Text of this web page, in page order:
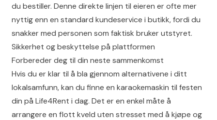
du bestiller. Denne direkte linjen til eieren er ofte mer
nyttig enn en standard kundeservice i butikk, fordi du
snakker med personen som faktisk bruker utstyret.
Sikkerhet og beskyttelse på plattformen
Forbereder deg til din neste sammenkomst
Hvis du er klar til å bla gjennom alternativene i ditt
lokalsamfunn, kan du finne en karaokemaskin til festen
din på Life4Rent i dag. Det er en enkel måte å
arrangere en flott kveld uten stresset med å kjøpe og